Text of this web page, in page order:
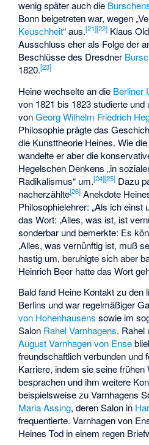
wenig später auch die
Bonn beigetreten war, wegen
Keuschheit“ aus.[21][22] Klaus
Ausschluss eher als Folge der
Beschlüsse des Dresdner
1820.[23]
Heine wechselte an die Berliner
von 1821 bis 1823 studierte und
vonGeorg Wilhelm Friedrich
Philosophie prägte das
die Kunsttheorie Heines. Wie
wandelte er aber die
Hegelschen Denkens „in
Radikalismus“ um.[24][25] Dazu
nacherzählte[26] Anekdote
Philosophielehrer: „Als ich einst
das Wort: ‚Alles, was ist, ist
sonderbar und bemerkte: Es
‚Alles, was vernünftig ist, muß
hastig um, beruhigte sich aber
Heinrich Beer hatte das Wort
Bald fand Heine Kontakt zu den
Berlins und war regelmäßiger
von Hohenhausens sowie im
Salon Rahel Varnhagens. Rahel
August Varnhagen von Ense
freundschaftlich verbunden und
Karriere, indem sie seine frühen
besprachen und ihm weitere
beispielsweise zu Varnhagens
Maria Assing, deren Salon in
frequentierte. Varnhagen von
Heines Tod in einem regen